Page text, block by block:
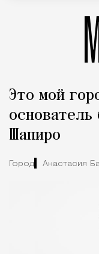
Это мой
основатель
Шапиро
Город Анастасия